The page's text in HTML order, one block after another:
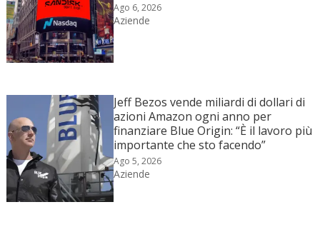
Ago 6, 2026
Aziende
Jeff Bezos vende miliardi di dollari di
azioni Amazon ogni anno per
finanziare Blue Origin: “È il lavoro più
importante che sto facendo”
Ago 5, 2026
Aziende